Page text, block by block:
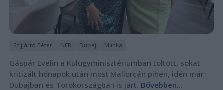
Szijjártó Péter NER Dubaj Munka
Gáspár Evelin a Külügyminisztériumban töltött, sokat
kritizált hónapok után most Mallorcán pihen, idén már
Dubajban és Törökországban is járt. Bővebben...